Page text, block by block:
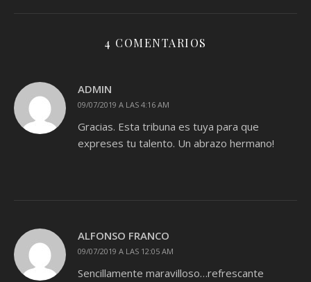
4 COMENTARIOS
ADMIN
09/07/2019 A LAS 4:16 AM
Gracias. Esta tribuna es tuya para que
expreses tu talento. Un abrazo hermano!
ALFONSO FRANCO
09/07/2019 A LAS 12:05 AM
Sencillamente maravilloso…refrescante